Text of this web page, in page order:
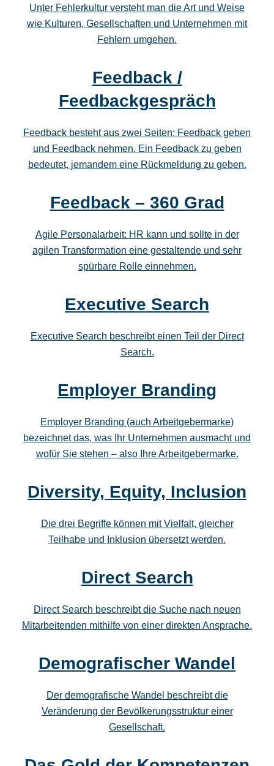
Unter Fehlerkultur versteht man die Art und Weise
wie Kulturen, Gesellschaften und Unternehmen mit
Fehlern umgehen.
Feedback /
Feedbackgespräch
Feedback besteht aus zwei Seiten: Feedback geben
und Feedback nehmen. Ein Feedback zu geben
bedeutet, jemandem eine Rückmeldung zu geben.
Feedback – 360 Grad
Agile Personalarbeit: HR kann und sollte in der
agilen Transformation eine gestaltende und sehr
spürbare Rolle einnehmen.
Executive Search
Executive Search beschreibt einen Teil der Direct
Search.
Employer Branding
Employer Branding (auch Arbeitgebermarke)
bezeichnet das, was Ihr Unternehmen ausmacht und
wofür Sie stehen – also Ihre Arbeitgebermarke.
Diversity, Equity, Inclusion
Die drei Begriffe können mit Vielfalt, gleicher
Teilhabe und Inklusion übersetzt werden.
Direct Search
Direct Search beschreibt die Suche nach neuen
Mitarbeitenden mithilfe von einer direkten Ansprache.
Demografischer Wandel
Der demografische Wandel beschreibt die
Veränderung der Bevölkerungsstruktur einer
Gesellschaft.